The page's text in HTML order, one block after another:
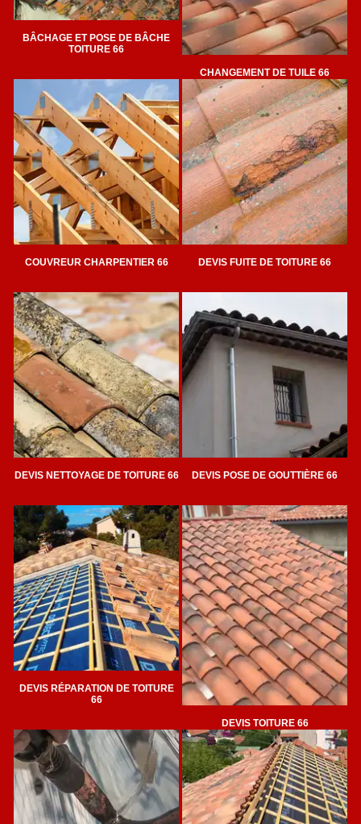
BÂCHAGE ET POSE DE BÂCHE
TOITURE 66
CHANGEMENT DE TUILE 66
COUVREUR CHARPENTIER 66 DEVIS FUITE DE TOITURE 66
DEVIS NETTOYAGE DE TOITURE 66 DEVIS POSE DE GOUTTIÈRE 66
DEVIS RÉPARATION DE TOITURE
66
DEVIS TOITURE 66